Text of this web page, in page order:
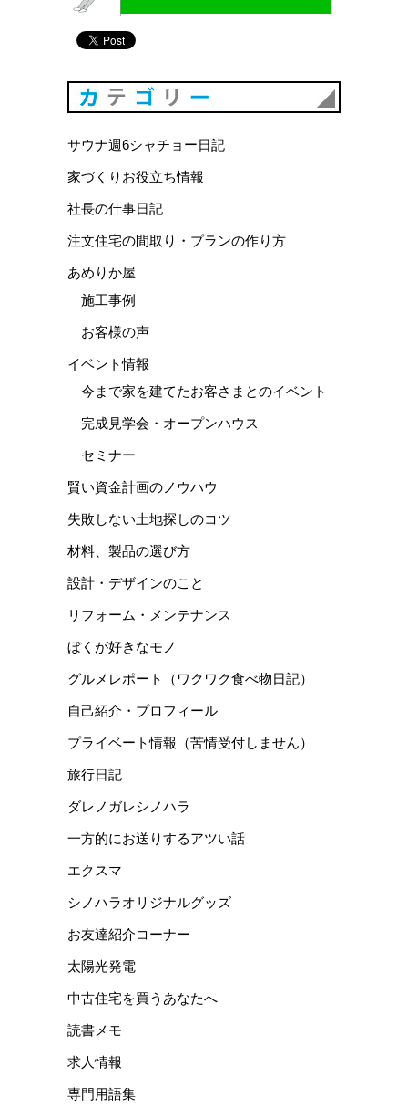
サウナ週6シャチョー日記
家づくりお役立ち情報
社長の仕事日記
注文住宅の間取り・プランの作り方
あめりか屋
施工事例
お客様の声
イベント情報
今まで家を建てたお客さまとのイベント
完成見学会・オープンハウス
セミナー
賢い資金計画のノウハウ
失敗しない土地探しのコツ
材料、製品の選び方
設計・デザインのこと
リフォーム・メンテナンス
ぼくが好きなモノ
グルメレポート（ワクワク食べ物日記）
自己紹介・プロフィール
プライベート情報（苦情受付しません）
旅行日記
ダレノガレシノハラ
一方的にお送りするアツい話
エクスマ
シノハラオリジナルグッズ
お友達紹介コーナー
太陽光発電
中古住宅を買うあなたへ
読書メモ
求人情報
専門用語集